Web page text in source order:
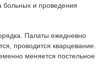
больных и проведения
Палаты ежедневно
проводится кварцевание.
меняется постельное